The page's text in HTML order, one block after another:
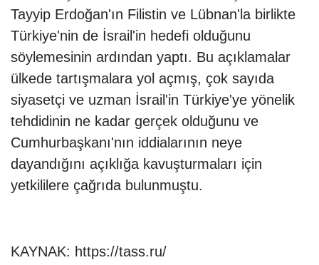
Tayyip Erdoğan'ın Filistin ve Lübnan'la birlikte
Türkiye'nin de İsrail'in hedefi olduğunu
söylemesinin ardından yaptı. Bu açıklamalar
ülkede tartışmalara yol açmış, çok sayıda
siyasetçi ve uzman İsrail'in Türkiye'ye yönelik
tehdidinin ne kadar gerçek olduğunu ve
Cumhurbaşkanı'nın iddialarının neye
dayandığını açıklığa kavuşturmaları için
yetkililere çağrıda bulunmuştu.
KAYNAK: https://tass.ru/